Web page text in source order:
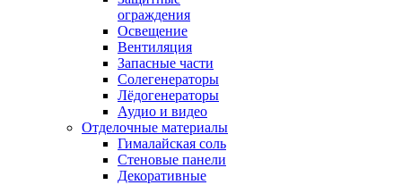
ограждения
Освещение
Вентиляция
Запасные части
Солегенераторы
Лёдогенераторы
Аудио и видео
Отделочные материалы
Гималайская соль
Стеновые панели
Декоративные